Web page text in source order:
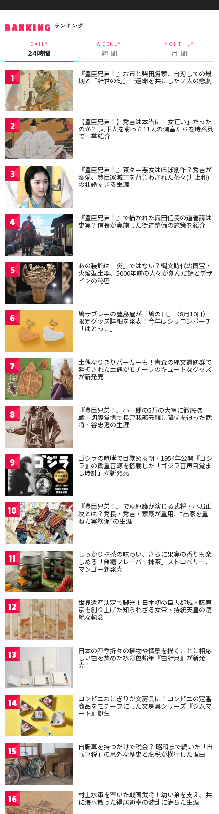
RANKING ランキング
DAILY
24時間
WEEKLY
週 間
MONTHLY
月 間
1 『豊臣兄弟！』お市と柴田勝家、自刃しての最
期と「辞世の句」…運命を共にした２人の悲劇
2 【豊臣兄弟！】秀吉は本当に「女狂い」だった
のか？ 天下人を彩った11人の側室たちを時系列
で一挙紹介
3 『豊臣兄弟！』茶々＝悪女はほぼ創作？秀吉が
溺愛、豊臣家滅亡を背負わされた茶々(井上和)
の壮絶すぎる生涯
4 『豊臣兄弟！』で描かれた織田信長の道普請は
史実？信長が実施した街道整備の施策を紹介
5 あの装飾は「炎」ではない？縄文時代の国宝・
火焔型土器、5000年前の人々が刻んだ謎とデザ
インの秘密
6 鳩サブレーの豊島屋が『鳩の日』（8月10日）
限定グッズ詳細を発表！今年はシリコンポーチ
「はとっこ」
7 土偶なりきりパーカーも！青森の縄文遺跡群で
発掘された土偶がモチーフのキュートなグッズ
が新発売
8 『豊臣兄弟！』小一郎の5万の大軍に徹底抗
戦！切腹覚悟で長宗我部元親に降伏を迫った武
将・谷忠澄の生涯
9 ゴジラの咆哮で目覚める朝…1954年公開『ゴジ
ラ』の貴重音源を搭載した「ゴジラ音声目覚ま
し時計」が新発売
10 『豊臣兄弟！』で萩原護が演じる武将・小堀正
次とは？秀長・秀吉・家康が重用、“出家を重
ねた実務派”の生涯
11 しっかり抹茶の味わい、さらに果実の香りも楽
しめる「無糖フレーバー抹茶」ストロベリー、
マンゴー新発売
12 世界遺産決定で脚光！日本初の巨大都城・藤原
京を創り上げた知られざる女帝・持統天皇の凄
絶な執念
13 日本の四季折々の植物や情景を描くことに相応
しい色を集めた水彩色鉛筆『色辞典』が新発
売！
14 コンビニおにぎりが文房具に！コンビニの定番
商品をモチーフにした文房具シリーズ『ジムマ
ート』誕生
15 自転車を持つだけで税金？ 昭和まで続いた「自
転車税」の意外な歴史と脱税が横行した理由
16 村上水軍を率いた戦国武将！幼い弟を支え、共
に海へ散った得居通幸の波乱に満ちた生涯